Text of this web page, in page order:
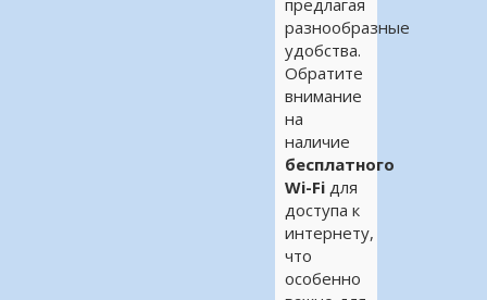
предлагая
разнообразные
удобства.
Обратите
внимание
на
наличие
бесплатного
Wi-Fiдля
доступа к
интернету,
что
особенно